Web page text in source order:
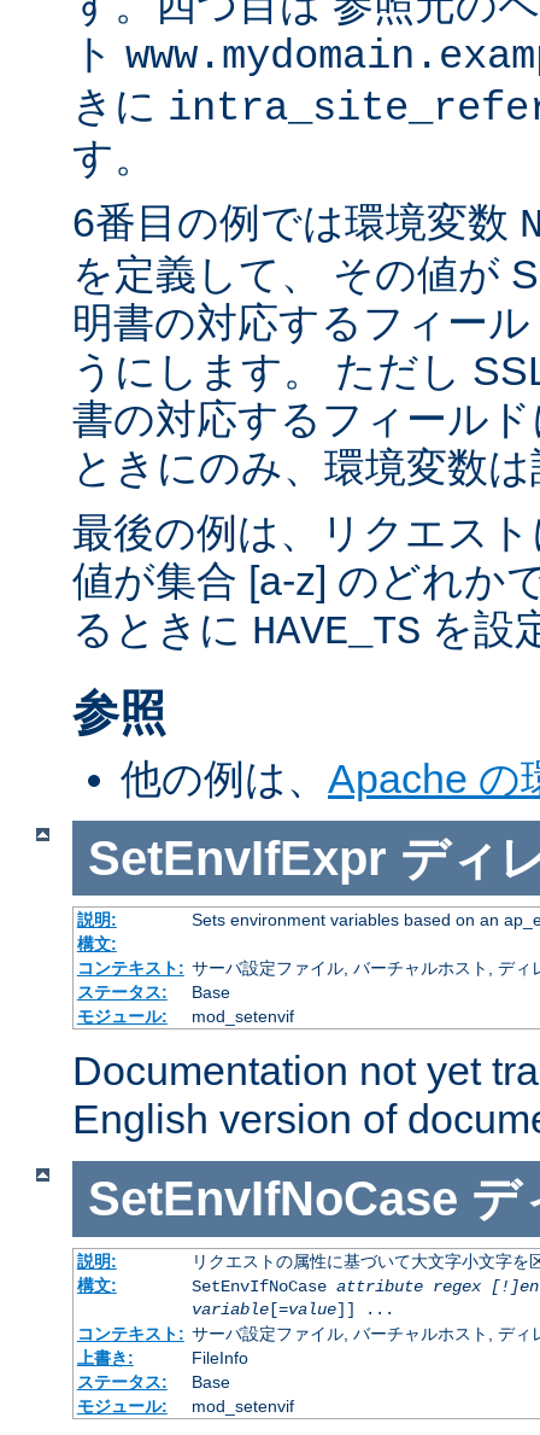
ト
きに
す。
6番目の例では環境変数
を定義して、 その値が
明書の対応するフィー
うにします。 ただし
書の対応するフィール
ときにのみ、環境変数
最後の例は、リクエス
値が集合 [a-z] のどれか
るときに HAVE_TS を設
参照
他の例は、 Apache の
SetEnvIfExpr ディ
説明:
Sets environment variables based on an
構文:
コンテキスト: サーバ設定ファイル, バーチャルホスト, ディ
ステータス:
Base
モジュール:
mod_setenvif
Documentation not yet
English version of
SetEnvIfNoCase デ
説明:
リクエストの属性に基づいて大文字小文字を
構文:
SetEnvIfNoCase attribute regex
variable[=value]] ...
コンテキスト: サーバ設定ファイル, バーチャルホスト, ディ
上書き:
FileInfo
ステータス:
Base
モジュール:
mod_setenvif